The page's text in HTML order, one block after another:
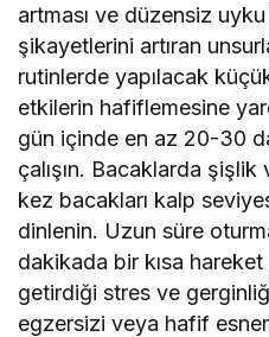
artması ve düzensiz
şikayetlerini artıran
rutinlerde yapılacak
etkilerin hafiflemesine
gün içinde en az 20-30
çalışın. Bacaklarda
kez bacakları kalp
dinlenin. Uzun süre
dakikada bir kısa
getirdiği stres ve
egzersizi veya hafif